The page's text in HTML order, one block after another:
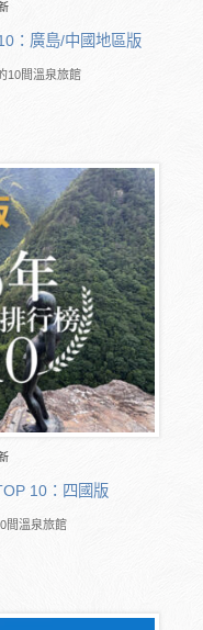
：廣島/中國地區版
10間溫泉旅館
10：四國版
間溫泉旅館